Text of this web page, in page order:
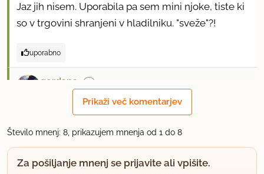
Jaz jih nisem. Uporabila pa sem mini njoke, tiste ki
so v trgovini shranjeni v hladilniku. "sveže"?!
uporabno
gordana
18.3.2006 ob 13:41
Saj jih da v omako in potem se njoki v njej skuhajo
- njoke ni potrebo dolgo kuhat. Mislim da ni slabo,
Prikaži več komentarjev
Število mnenj: 8, prikazujem mnenja od 1 do 8
Za pošiljanje mnenj se prijavite ali vpišite.